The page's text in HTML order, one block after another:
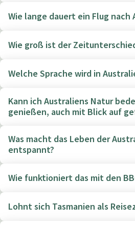
Wie lange dauert ein Flug nach
Wie groß ist der
Welche Sprache wird in
Kann ich Australiens Natur
genießen, auch mit Blick auf
Was macht das Leben der
entspannt?
Wie funktioniert das mit den
Lohnt sich Tasmanien als